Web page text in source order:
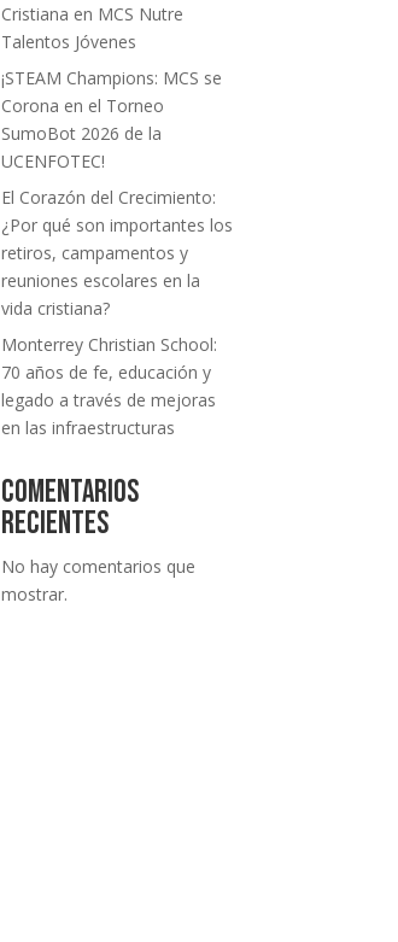
Cristiana en MCS Nutre
Talentos Jóvenes
¡STEAM Champions: MCS se
Corona en el Torneo
SumoBot 2026 de la
UCENFOTEC!
El Corazón del Crecimiento:
¿Por qué son importantes los
retiros, campamentos y
reuniones escolares en la
vida cristiana?
Monterrey Christian School:
70 años de fe, educación y
legado a través de mejoras
en las infraestructuras
Comentarios
recientes
No hay comentarios que
mostrar.